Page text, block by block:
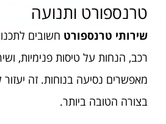
טרנספורט ותנועה
שירותי טרנספורט חשובים
רכב, הנחות על טיסות פנימיות,
מאפשרים נסיעה בנוחות. זה
בצורה הטובה ביותר.